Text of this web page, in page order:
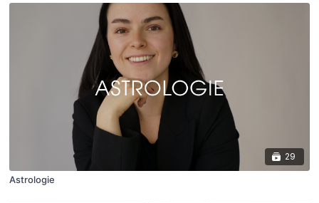
29
Astrologie